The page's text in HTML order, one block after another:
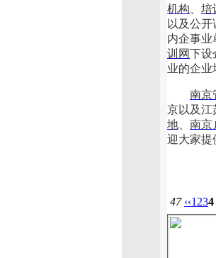
机构
培
以及公
内企事业
训网下设
业的企业
南京
京以及江
地
南京
迎大家提
47 ‹‹1 234